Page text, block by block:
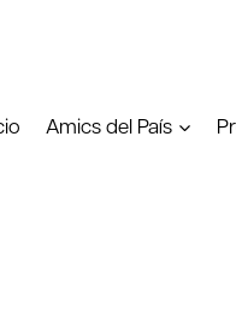
Amics del País